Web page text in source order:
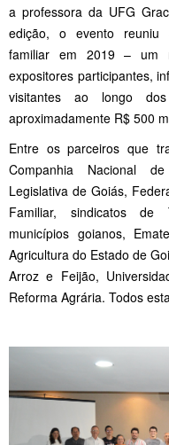
a professora da UFG
edição, o evento reuniu
familiar em 2019 – um
expositores participantes,
visitantes ao longo
aproximadamente R$ 500
Entre os parceiros que
Companhia Nacional
Legislativa de Goiás,
Familiar, sindicatos de
municípios goianos,
Agricultura do Estado de
Arroz e Feijão,
Reforma Agrária. Todos